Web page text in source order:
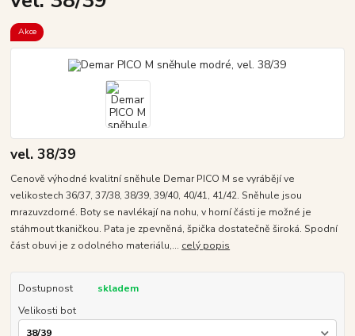
Akce
vel. 38/39
Cenově výhodné kvalitní sněhule Demar PICO M se vyrábějí ve
velikostech 36/37, 37/38, 38/39, 39/40, 40/41, 41/42. Sněhule jsou
mrazuvzdorné. Boty se navlékají na nohu, v horní části je možné je
stáhmout tkaničkou. Pata je zpevněná, špička dostatečně široká. Spodní
část obuvi je z odolného materiálu,... celý popis
Dostupnost
skladem
Velikosti bot